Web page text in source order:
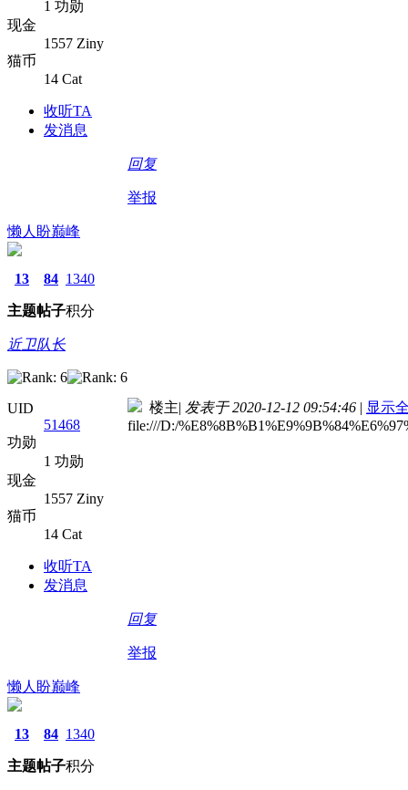
1 功勋
现金
1557 Ziny
猫币
14 Cat
收听TA
发消息
回复
举报
懒人盼巅峰
13
主题
84
帖子
1340
积分
近卫队长
UID
51468
功勋
1 功勋
现金
1557 Ziny
猫币
14 Cat
收听TA
发消息
楼主| 发表于 2020-12-12 09:54:46 | 显示
file:///D:/
回复
举报
懒人盼巅峰
13
主题
84
帖子
1340
积分